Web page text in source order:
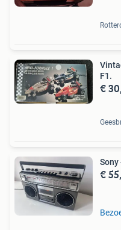
F1.
€
Sony
€